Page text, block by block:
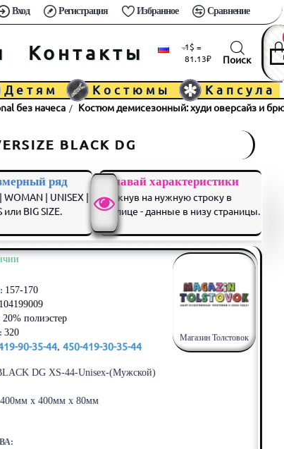
Вход Регистрация Избранное Сравнение
Контакты
1$ =
81.13₽
Детям Костюмы Капсула
без начеса Костюм демисезонный: худи оверсайз и
BLACK DG
ряд
| UNISEX |
или BIG SIZE.
Узнавай характеристики
кликнув на нужную строку в
таблице - данные в низу страницы.
157-170
полиэстер
320
90-35-44, 450-419-30-35-44
DG XS-44-Unisex-(Мужской)
400мм x 400мм x 80мм
Магазин Толстовок